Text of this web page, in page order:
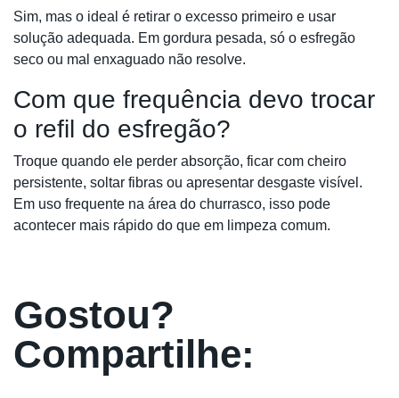
Sim, mas o ideal é retirar o excesso primeiro e usar
solução adequada. Em gordura pesada, só o esfregão
seco ou mal enxaguado não resolve.
Com que frequência devo trocar
o refil do esfregão?
Troque quando ele perder absorção, ficar com cheiro
persistente, soltar fibras ou apresentar desgaste visível.
Em uso frequente na área do churrasco, isso pode
acontecer mais rápido do que em limpeza comum.
Gostou?
Compartilhe: